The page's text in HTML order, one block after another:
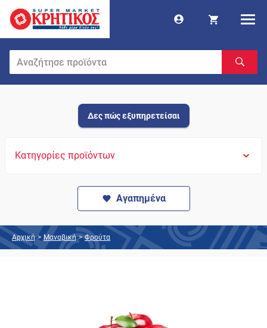
Δες πώς εξυπηρετείσαι
Κατηγορίες προϊόντων
Αγαπημένα
Αρχική > Μαναβική > Φρούτα